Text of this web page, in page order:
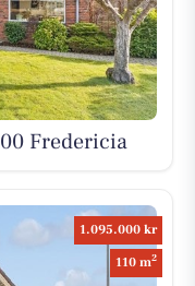
Fredericia
1.095.000 kr
110 m2